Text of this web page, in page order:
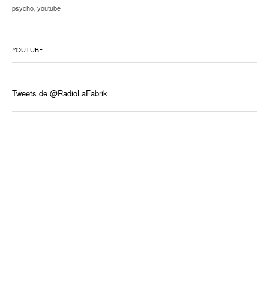
psycho youtube
YOUTUBE
Tweets de @RadioLaFabrik